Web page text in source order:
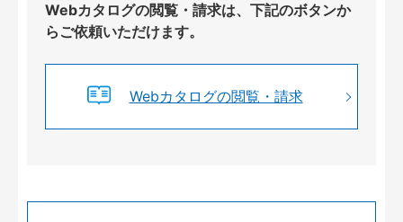
Webカタログの閲覧・請求は、下記のボタンか
らご依頼いただけます。
Webカタログの閲覧・請求